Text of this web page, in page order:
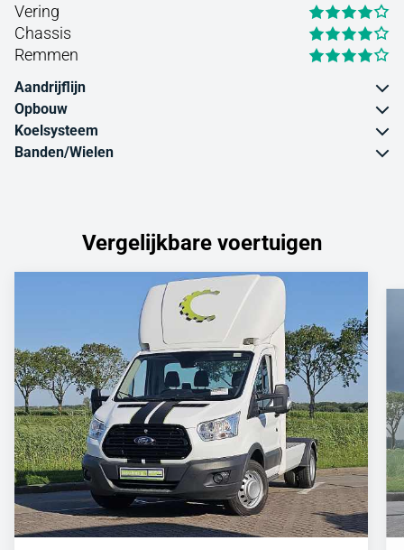
Vering
Chassis
Remmen
Aandrijflijn
Opbouw
Koelsysteem
Banden/Wielen
Vergelijkbare voertuigen